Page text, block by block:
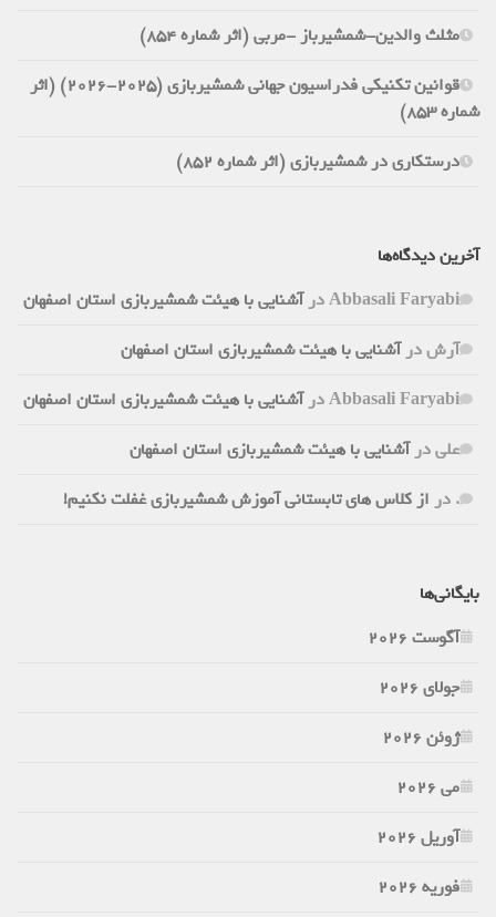
مثلث والدین-شمشیرباز -مربی (اثر شماره 854)
قوانین تکنیکی فدراسیون جهانی شمشیربازی (2025-2026) (اثر
شماره 853)
درستکاری در شمشیربازی (اثر شماره 852)
آخرین دیدگاه‌ها
Abbasali Faryabiدرآشنایی با هیئت شمشیربازی استان اصفهان
آرشدرآشنایی با هیئت شمشیربازی استان اصفهان
Abbasali Faryabiدرآشنایی با هیئت شمشیربازی استان اصفهان
علیدرآشنایی با هیئت شمشیربازی استان اصفهان
. در از کلاس های تابستانی آموزش شمشیربازی غفلت نکنیم!
بایگانی‌ها
آگوست 2026
جولای 2026
ژوئن 2026
می 2026
آوریل 2026
فوریه 2026